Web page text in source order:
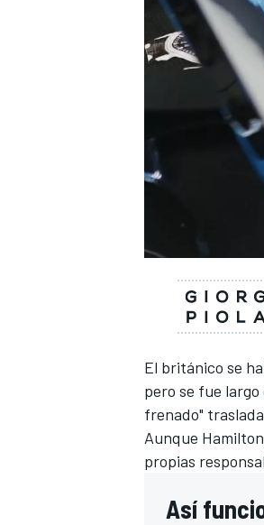
El británico se
pero se fue
frenado"
Aunque
propias
Así